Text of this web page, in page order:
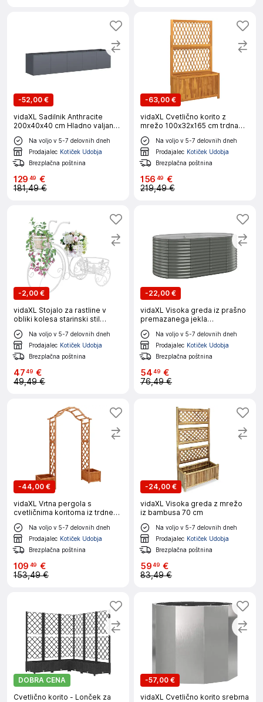
-52,00 €
vidaXL Sadilnik Anthracite
200x40x40 cm Hladno valjano
jeklo
Na voljo v 5-7 delovnih dneh
Prodajalec Kotiček Udobja
Brezplačna poštnina
129 49 €
181,49 €
-63,00 €
vidaXL Cvetlično korito z
mrežo 100x32x165 cm trdna
akacija
Na voljo v 5-7 delovnih dneh
Prodajalec Kotiček Udobja
Brezplačna poštnina
156 49 €
219,49 €
-2,00 €
vidaXL Stojalo za rastline v
obliki kolesa starinski stil
kovina
Na voljo v 5-7 delovnih dneh
Prodajalec Kotiček Udobja
Brezplačna poštnina
4749 €
49,49 €
-22,00 €
vidaXL Visoka greda iz prašno
premazanega jekla
175x100x68 cm siva
Na voljo v 5-7 delovnih dneh
Prodajalec Kotiček Udobja
Brezplačna poštnina
5449 €
76,49 €
-44,00 €
vidaXL Vrtna pergola s
cvetličnima koritoma iz trdnega
lesa jelke
Na voljo v 5-7 delovnih dneh
Prodajalec Kotiček Udobja
Brezplačna poštnina
109 49 €
153,49 €
-24,00 €
vidaXL Visoka greda z mrežo
iz bambusa 70 cm
Na voljo v 5-7 delovnih dneh
Prodajalec Kotiček Udobja
Brezplačna poštnina
5949 €
83,49 €
DOBRA CENA
Cvetlično korito - Lonček za
-57,00 €
vidaXL Cvetlično korito srebrna